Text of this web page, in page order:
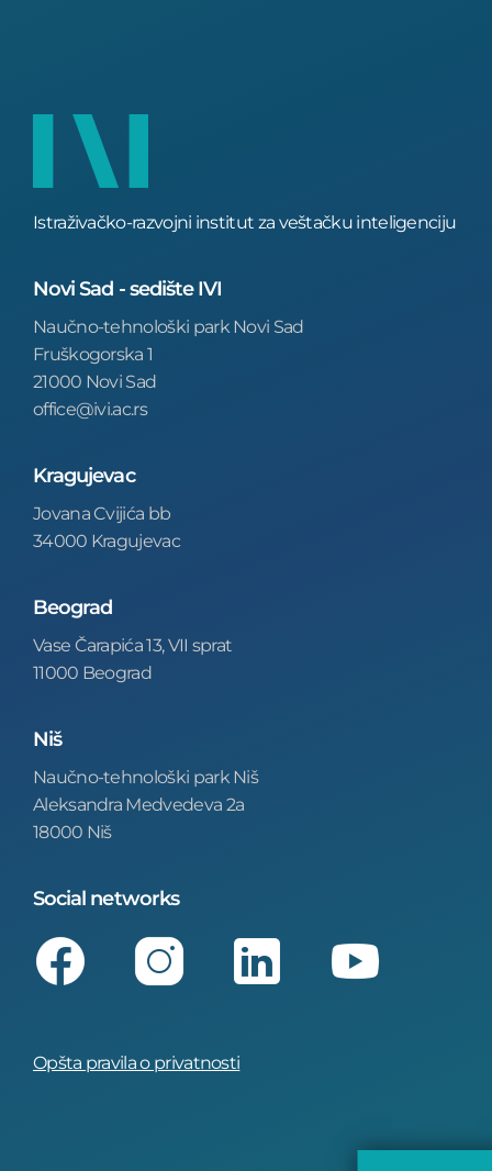
Istraživačko-razvojni institut za veštačku inteligenciju
Novi Sad - sedište IVI
Naučno-tehnološki park Novi Sad
Fruškogorska 1
21000 Novi Sad
office@ivi.ac.rs
Kragujevac
Jovana Cvijića bb
34000 Kragujevac
Beograd
Vase Čarapića 13, VII sprat
11000 Beograd
Niš
Naučno-tehnološki park Niš
Aleksandra Medvedeva 2a
18000 Niš
Social networks
Facebook Instagram LinkedIn
Opšta pravila o privatnosti